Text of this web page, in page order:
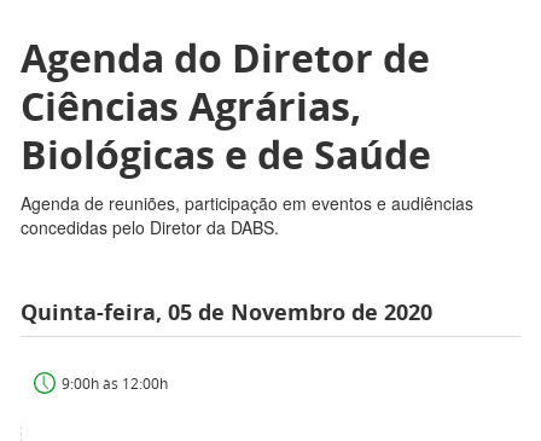
Agenda do Diretor de
Ciências Agrárias,
Biológicas e de Saúde
Agenda de reuniões, participação em eventos e audiências
concedidas pelo Diretor da DABS.
Quinta-feira, 05 de Novembro de 2020
9:00h às 12:00h